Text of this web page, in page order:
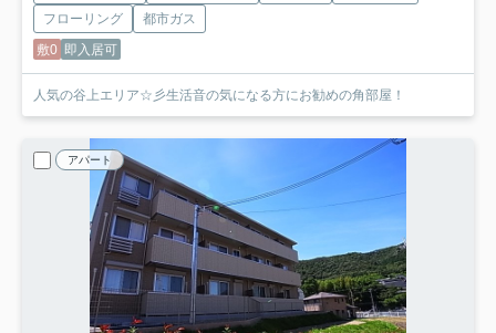
フローリング
都市ガス
敷0 即入居可
人気の谷上エリア☆彡生活音の気になる方にお勧めの角部屋！
アパート